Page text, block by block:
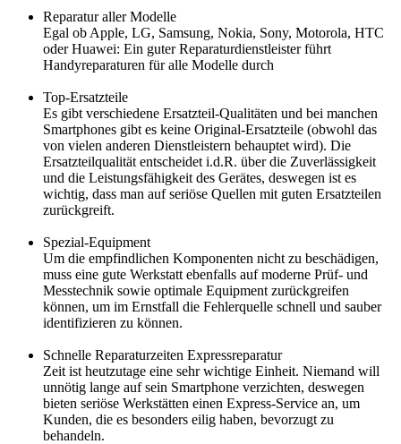
Reparatur aller Modelle
Egal ob Apple, LG, Samsung, Nokia, Sony, Motorola, HTC
oder Huawei: Ein guter Reparaturdienstleister führt
Handyreparaturen für alle Modelle durch
Top-Ersatzteile
Es gibt verschiedene Ersatzteil-Qualitäten und bei manchen
Smartphones gibt es keine Original-Ersatzteile (obwohl das
von vielen anderen Dienstleistern behauptet wird). Die
Ersatzteilqualität entscheidet i.d.R. über die Zuverlässigkeit
und die Leistungsfähigkeit des Gerätes, deswegen ist es
wichtig, dass man auf seriöse Quellen mit guten Ersatzteilen
zurückgreift.
Spezial-Equipment
Um die empfindlichen Komponenten nicht zu beschädigen,
muss eine gute Werkstatt ebenfalls auf moderne Prüf- und
Messtechnik sowie optimale Equipment zurückgreifen
können, um im Ernstfall die Fehlerquelle schnell und sauber
identifizieren zu können.
Schnelle Reparaturzeiten Expressreparatur
Zeit ist heutzutage eine sehr wichtige Einheit. Niemand will
unnötig lange auf sein Smartphone verzichten, deswegen
bieten seriöse Werkstätten einen Express-Service an, um
Kunden, die es besonders eilig haben, bevorzugt zu
behandeln.